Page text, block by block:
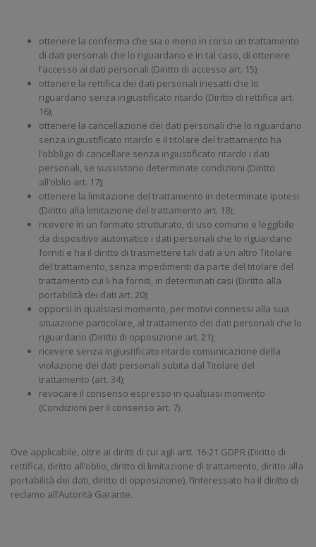
ottenere la conferma che sia o meno in corso un trattamento
di dati personali che lo riguardano e in tal caso, di ottenere
l’accesso ai dati personali (Diritto di accesso art. 15);
ottenere la rettifica dei dati personali inesatti che lo
riguardano senza ingiustificato ritardo (Diritto di rettifica art.
16);
ottenere la cancellazione dei dati personali che lo riguardano
senza ingiustificato ritardo e il titolare del trattamento ha
l’obbligo di cancellare senza ingiustificato ritardo i dati
personali, se sussistono determinate condizioni (Diritto
all’oblio art. 17);
ottenere la limitazione del trattamento in determinate ipotesi
(Diritto alla limitazione del trattamento art. 18);
ricevere in un formato strutturato, di uso comune e leggibile
da dispositivo automatico i dati personali che lo riguardano
forniti e ha il diritto di trasmettere tali dati a un altro Titolare
del trattamento, senza impedimenti da parte del titolare del
trattamento cui li ha forniti, in determinati casi (Diritto alla
portabilità dei dati art. 20);
opporsi in qualsiasi momento, per motivi connessi alla sua
situazione particolare, al trattamento dei dati personali che lo
riguardano (Diritto di opposizione art. 21);
ricevere senza ingiustificato ritardo comunicazione della
violazione dei dati personali subita dal Titolare del
trattamento (art. 34);
revocare il consenso espresso in qualsiasi momento
(Condizioni per il consenso art. 7).
Ove applicabile, oltre ai diritti di cui agli artt. 16-21 GDPR (Diritto di
rettifica, diritto all’oblio, diritto di limitazione di trattamento, diritto alla
portabilità dei dati, diritto di opposizione), l’interessato ha il diritto di
reclamo all’Autorità Garante.